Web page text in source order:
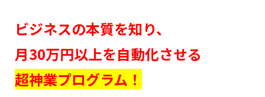
ビジネスの本質を知り、
月30万円以上を自動化させる
超神業プログラム！